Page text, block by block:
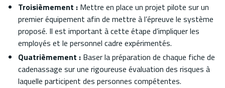
Troisièmement : Mettre en place un projet pilote sur un
premier équipement afin de mettre à l’épreuve le système
proposé. Il est important à cette étape d’impliquer les
employés et le personnel cadre expérimentés.
Quatrièmement : Baser la préparation de chaque fiche de
cadenassage sur une rigoureuse évaluation des risques à
laquelle participent des personnes compétentes.